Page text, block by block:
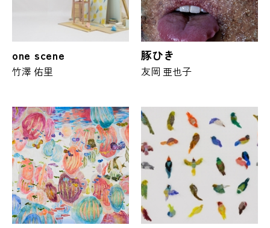
one scene
竹澤 佑里
豚ひき
友岡 亜也子